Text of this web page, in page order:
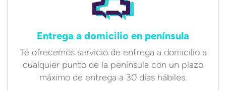
Entrega a domicilio en península
Te ofrecemos servicio de entrega a domicilio a
cualquier punto de la península con un plazo
máximo de entrega a 30 días hábiles.